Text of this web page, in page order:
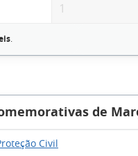
1
.
de
Civil